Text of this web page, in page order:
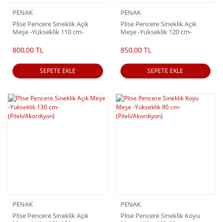
PENAK
Plise Pencere Sineklik Açık
Meşe -Yükseklik 110 cm-
800,00 TL
SEPETE EKLE
PENAK
Plise Pencere Sineklik Açık
Meşe -Yükseklik 120 cm-
850,00 TL
SEPETE EKLE
PENAK
Plise Pencere Sineklik Açık
PENAK
Plise Pencere Sineklik Koyu